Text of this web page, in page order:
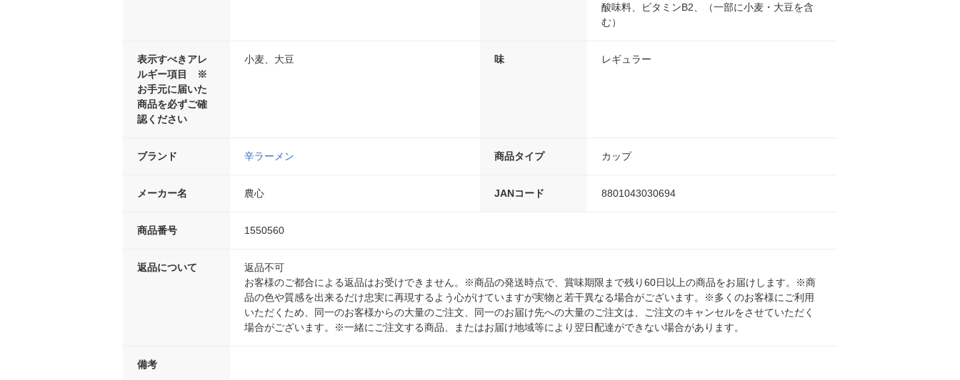
酸味料、ビタミンB2、（一部に小麦・大豆を含
む）
表示すべきアレ
ルギー項目 ※
お手元に届いた
商品を必ずご確
認ください
小麦、大豆 味 レギュラー
ブランド 辛ラーメン 商品タイプ カップ
メーカー名 農心 JANコード 8801043030694
商品番号 1550560
返品について
返品不可
お客様のご都合による返品はお受けできません。※商品の発送時点で、賞味期限まで残り60日以上の商品をお届けします。※商
品の色や質感を出来るだけ忠実に再現するよう心がけていますが実物と若干異なる場合がございます。※多くのお客様にご利用
いただくため、同一のお客様からの大量のご注文、同一のお届け先への大量のご注文は、ご注文のキャンセルをさせていただく
場合がございます。※一緒にご注文する商品、またはお届け地域等により翌日配達ができない場合があります。
備考